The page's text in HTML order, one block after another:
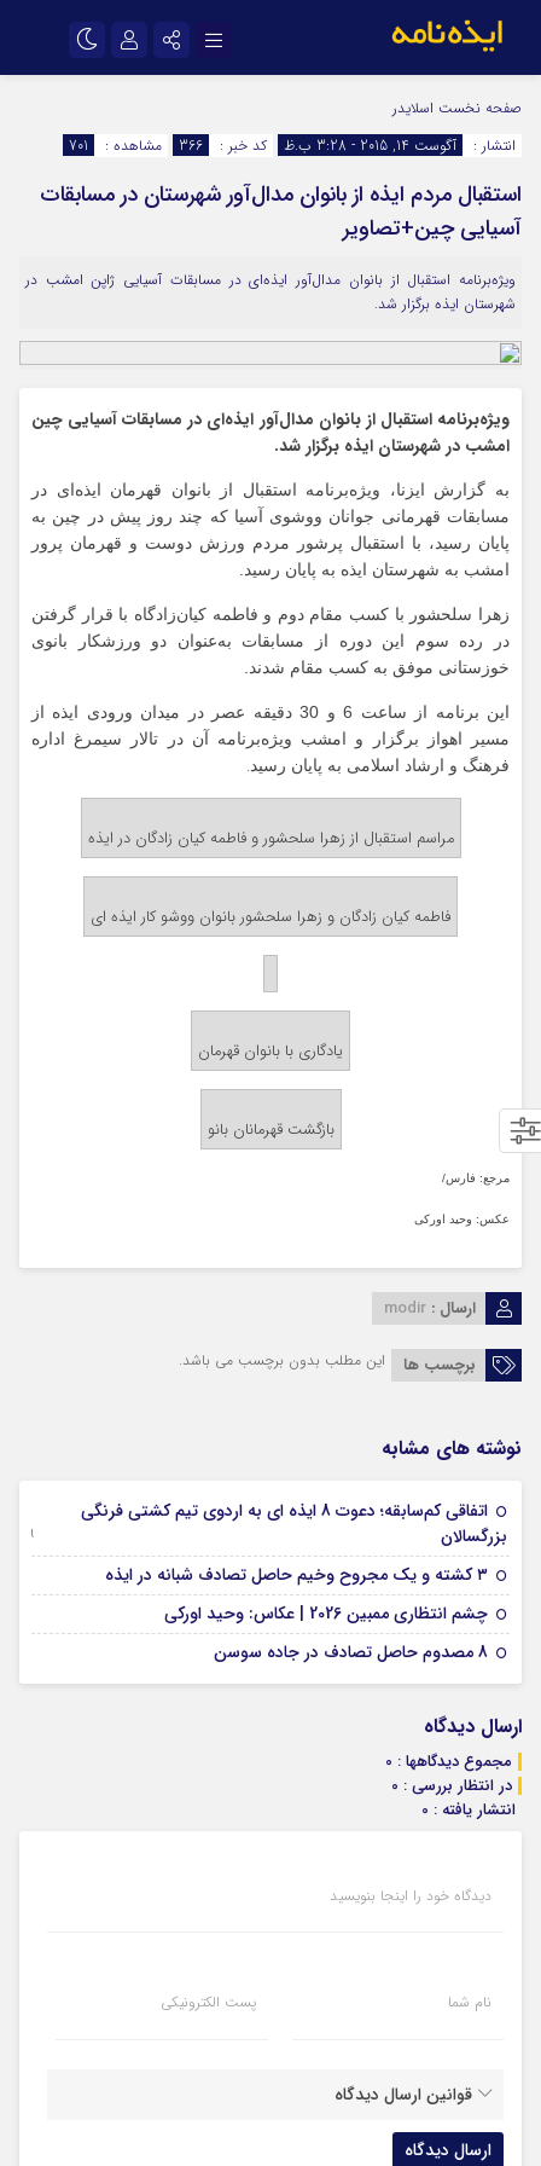
اینستاگرام
سروش
ایتا
آپارات
اپلیکیشن رمز عبور
مرا به خاطر بسپار
صفحه نخست اسلایدر
انتشار :
آگوست 14, 2015 - 3:28 ب.ظ کد خبر : 366 مشاهده : 701
استقبال مردم ایذه از بانوان مدال‌آور شهرستان در مسابقات
آسیایی چین+تصاویر
ویژه‌برنامه استقبال از بانوان مدال‌آور ایذه‌ای در مسابقات آسیایی ژاپن امشب در
شهرستان ایذه برگزار شد.
ویژه‌برنامه استقبال از بانوان مدال‌آور ایذه‌ای در مسابقات آسیایی چین
امشب در شهرستان ایذه برگزار شد.
به گزارش ایزنا، ویژه‌برنامه استقبال از بانوان قهرمان ایذه‌ای در
مسابقات قهرمانی جوانان ووشوی آسیا که چند روز پیش در چین به
پایان رسید، با استقبال پرشور مردم ورزش دوست و قهرمان پرور
امشب به شهرستان ایذه به پایان رسید.
زهرا سلحشور با کسب مقام دوم و فاطمه کیان‌زادگاه با قرار گرفتن
در رده سوم این دوره از مسابقات به‌عنوان دو ورزشکار بانوی
خوزستانی موفق به کسب مقام شدند.
این برنامه از ساعت 6 و 30 دقیقه عصر در میدان ورودی ایذه از
مسیر اهواز برگزار و امشب ویژه‌برنامه آن در تالار سیمرغ اداره
فرهنگ و ارشاد اسلامی به پایان رسید.
مراسم استقبال از زهرا سلحشور و فاطمه کیان زادگان در ایذه
فاطمه کیان زادگان و زهرا سلحشور بانوان ووشو کار ایذه ای
یادگاری با بانوان قهرمان
بازگشت قهرمانان بانو
مرجع: فارس/
عکس: وحید اورکی
ارسال : modir
برچسب ها این مطلب بدون برچسب می باشد.
نوشته های مشابه
اتفاقی کم‌سابقه؛ دعوت 8 ایذه ای به اردوی تیم کشتی فرنگی
بزرگسالان
09 جولای 2026
۳ کشته و یک مجروح وخیم حاصل تصادف شبانه در ایذه
چشم انتظاری ممبین 2026 | عکاس: وحید اورکی
8 مصدوم حاصل تصادف در جاده سوسن
ارسال دیدگاه
مجموع دیدگاهها : 0
در انتظار بررسی : 0
انتشار یافته : 0
دیدگاه خود را اینجا بنویسید
نام شما پست الکترونیکی
قوانین ارسال دیدگاه